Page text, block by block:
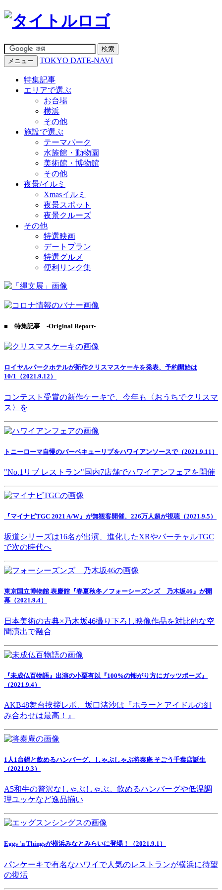
メニュー TOKYO DATE-NAVI
特集記事
エリアで選ぶ
お台場
横浜
その他
施設で選ぶ
テーマパーク
水族館・動物園
美術館・博物館
その他
夜景/イルミ
Xmasイルミ
夜景スポット
夜景クルーズ
その他
特選映画
デートプラン
特選グルメ
便利リンク集
■ 特集記事 -Original Report-
ロイヤルパークホテルが新作クリスマスケーキを発表、予約開始は
10/1（2021.9.12）
コンテスト受賞の新作ケーキで、今年も〈おうちでクリスマ
ス〉を
トニーローマ自慢のバーベキューリブをハワイアンソースで（2021.9.11）
"No.1リブ レストラン"国内7店舗でハワイアンフェアを開催
『マイナビTGC 2021 A/W』が無観客開催、226万人超が視聴（2021.9.5）
坂道シリーズは16名が出演、進化したXRやバーチャルTGC
で次の時代へ
東京国立博物館 表慶館『春夏秋冬／フォーシーズンズ 乃木坂46』が開
幕（2021.9.4）
日本美術の古典×乃木坂46撮り下ろし映像作品を対比的な空
間演出で融合
『未成仏百物語』出演の小栗有以『100%の怖がり方にガッツポーズ』
（2021.9.4）
AKB48舞台挨拶レポ、坂口渚沙は『ホラーとアイドルの組
み合わせは最高！』
1人1台鍋と飲めるハンバーグ、しゃぶしゃぶ将泰庵 そごう千葉店誕生
（2021.9.3）
A5和牛の贅沢なしゃぶしゃぶ。飲めるハンバーグや低温調
理ユッケなど逸品揃い
Eggs 'n Thingsが横浜みなとみらいに登場！（2021.9.1）
パンケーキで有名なハワイで人気のレストランが横浜に待望
の復活